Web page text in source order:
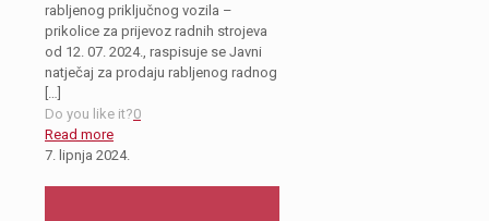
rabljenog priključnog vozila –
prikolice za prijevoz radnih strojeva
od 12. 07. 2024., raspisuje se Javni
natječaj za prodaju rabljenog radnog
[…]
Do you like it?0
Read more
7. lipnja 2024.